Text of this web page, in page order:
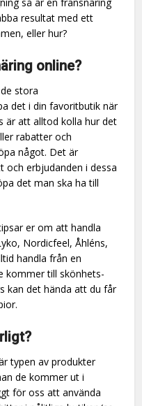
resultat med ett
eller hur?
online?
stora
det i din favoritbutik när
är att alltod kolla hur det
rabatter och
något. Det är
och erbjudanden i dessa
det man ska ha till
er om att handla
Nordicfeel, Åhléns,
handla från en
kommer till skönhets-
kan det hända att du får
typen av produkter
de kommer ut i
för oss att använda